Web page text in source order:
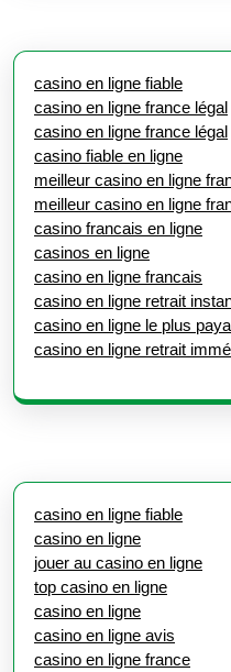
casino en ligne fiable
casino en ligne france légal
casino en ligne france légal
casino fiable en ligne
meilleur casino en ligne
meilleur casino en ligne
casino francais en ligne
casinos en ligne
casino en ligne francais
casino en ligne retrait
casino en ligne le plus
casino en ligne retrait
casino en ligne fiable
casino en ligne
jouer au casino en ligne
top casino en ligne
casino en ligne
casino en ligne avis
casino en ligne france